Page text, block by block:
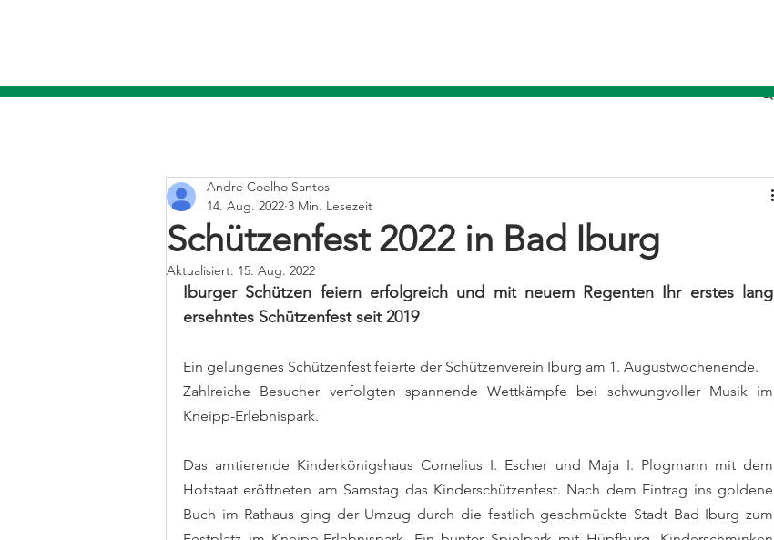
Schützenfest 2022 in Bad Iburg
Andre Coelho Santos
14. Aug. 2022 3 Min. Lesezeit
Aktualisiert: 15. Aug. 2022
Iburger Schützen feiern erfolgreich und mit neuem Regenten Ihr erstes lang
ersehntes Schützenfest seit 2019
Ein gelungenes Schützenfest feierte der Schützenverein Iburg am 1. Augustwochenende.
Zahlreiche Besucher verfolgten spannende Wettkämpfe bei schwungvoller Musik im
Kneipp-Erlebnispark.
Das amtierende Kinderkönigshaus Cornelius I. Escher und Maja I. Plogmann mit dem
Hofstaat eröffneten am Samstag das Kinderschützenfest. Nach dem Eintrag ins goldene
Buch im Rathaus ging der Umzug durch die festlich geschmückte Stadt Bad Iburg zum